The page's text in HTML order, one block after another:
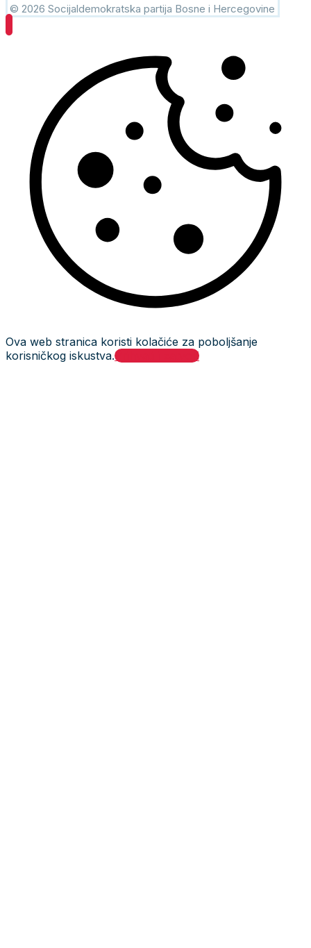
© 2026 Socijaldemokratska partija Bosne i Hercegovine
Ova web stranica koristi kolačiće za poboljšanje
korisničkog iskustva.Prihvati i zatvori